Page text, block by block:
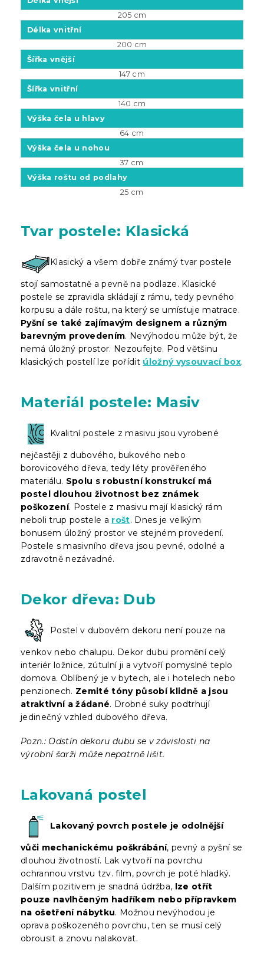
205 cm
Délka vnitřní
200 cm
Šířka vnější
147 cm
Šířka vnitřní
140 cm
Výška čela u hlavy
64 cm
Výška čela u nohou
37 cm
Výška roštu od podlahy
25 cm
Tvar postele: Klasická
Klasický a všem dobře známý tvar postele
stojí samostatně a pevně na podlaze. Klasické
postele se zpravidla skládají z rámu, tedy pevného
korpusu a dále roštu, na který se umísťuje matrace.
Pyšní se také zajímavým designem a různým
barevným provedením. Nevýhodou může být, že
nemá úložný prostor. Nezoufejte. Pod většinu
klasických postelí lze pořídit úložný vysouvací box.
Materiál postele: Masiv
Kvalitní postele z masivu jsou vyrobené
nejčastěji z dubového, bukového nebo
borovicového dřeva, tedy léty prověřeného
materiálu. Spolu s robustní konstrukcí má
postel dlouhou životnost bez známek
poškození. Postele z masivu mají klasický rám
neboli trup postele a rošt. Dnes je velkým
bonusem úložný prostor ve stejném provedení.
Postele s masivního dřeva jsou pevné, odolné a
zdravotně nezávadné.
Dekor dřeva: Dub
Postel v dubovém dekoru není pouze na
venkov nebo chalupu. Dekor dubu promění celý
interiér ložnice, zútulní ji a vytvoří pomyslné teplo
domova. Oblíbený je v bytech, ale i hotelech nebo
penzionech. Zemité tóny působí klidně a jsou
atraktivní a žádané. Drobné suky podtrhují
jedinečný vzhled dubového dřeva.
Pozn.: Odstín dekoru dubu se v závislosti na
výrobní šarži může nepatrně lišit.
Lakovaná postel
Lakovaný povrch postele je odolnější
vůči mechanickému poškrábání, pevný a pyšní se
dlouhou životností. Lak vytvoří na povrchu
ochrannou vrstvu tzv. film, povrch je poté hladký.
Dalším pozitivem je snadná údržba, lze otřít
pouze navlhčeným hadříkem nebo přípravkem
na ošetření nábytku. Možnou nevýhodou je
oprava poškozeného povrchu, ten se musí celý
obrousit a znovu nalakovat.